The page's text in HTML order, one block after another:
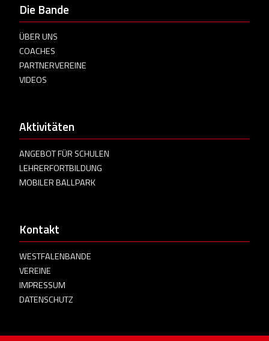
Die Bande
ÜBER UNS
COACHES
PARTNERVEREINE
VIDEOS
Aktivitäten
ANGEBOT FÜR SCHULEN
LEHRERFORTBILDUNG
MOBILER BALLPARK
Kontakt
WESTFALENBANDE
VEREINE
IMPRESSUM
DATENSCHUTZ